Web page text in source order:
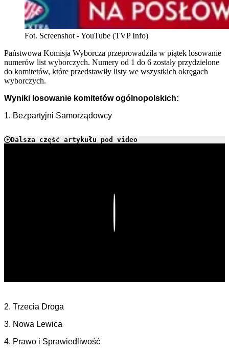
Fot. Screenshot - YouTube (TVP Info)
Państwowa Komisja Wyborcza przeprowadziła w piątek losowanie
numerów list wyborczych. Numery od 1 do 6 zostały przydzielone
do komitetów, które przedstawiły listy we wszystkich okręgach
wyborczych.
Wyniki losowanie komitetów ogólnopolskich:
1. Bezpartyjni Samorządowcy
Dalsza część artykułu pod video
2. Trzecia Droga
3. Nowa Lewica
4. Prawo i Sprawiedliwość